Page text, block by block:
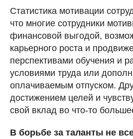
Статистика мотивации
что многие сотрудники
финансовой выгодой,
карьерного роста и
перспективами обучения и
условиями труда или
оплачиваемым отпуском.
достижением целей и
свой вклад во что-то
В борьбе за таланты не